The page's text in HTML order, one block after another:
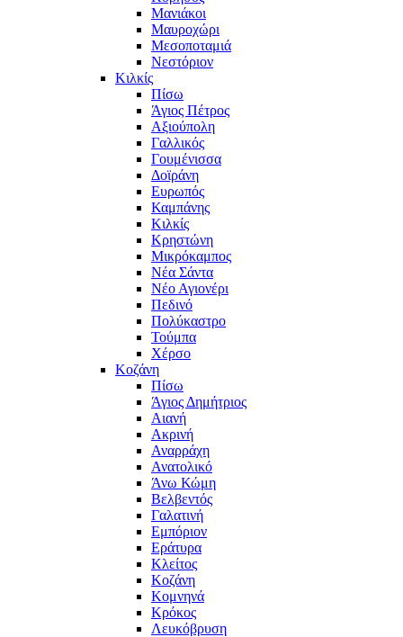
Μανιάκοι
Μαυροχώρι
Μεσοποταμιά
Νεστόριον
Κιλκίς
Πίσω
Άγιος Πέτρος
Αξιούπολη
Γαλλικός
Γουμένισσα
Δοϊράνη
Ευρωπός
Καμπάνης
Κιλκίς
Κρηστώνη
Μικρόκαμπος
Νέα Σάντα
Νέο Αγιονέρι
Πεδινό
Πολύκαστρο
Τούμπα
Χέρσο
Κοζάνη
Πίσω
Άγιος Δημήτριος
Αιανή
Ακρινή
Αναρράχη
Ανατολικό
Άνω Κώμη
Βελβεντός
Γαλατινή
Εμπόριον
Εράτυρα
Κλείτος
Κοζάνη
Κομνηνά
Κρόκος
Λευκόβρυση